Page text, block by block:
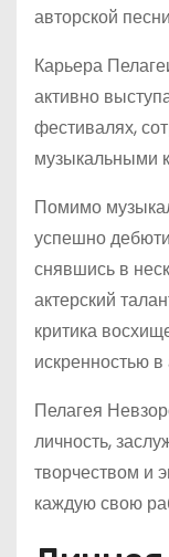
авторской
Карьера
активно
фестивалях,
музыкальными
Помимо
успешно
снявшись в
актерский
критика
искренностью
Пелагея
личность,
творчеством и
каждую свою